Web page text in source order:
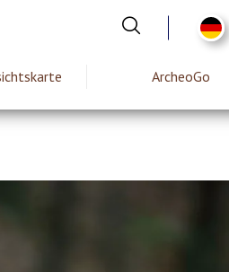
ArcheoGo